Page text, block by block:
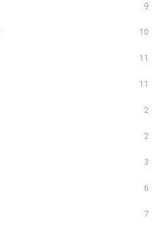
9
10
11
11
2
2
3
6
7